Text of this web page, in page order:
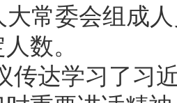
常委会组成人
数。
达学习了习